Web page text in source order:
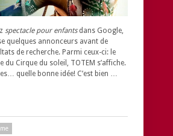
spectacle pour enfantsdans Google,
quelques annonceurs avant de
de recherche. Parmi ceux-ci: le
du Cirque du soleil, TOTEM s’affiche.
quelle bonne idée! C’est bien …